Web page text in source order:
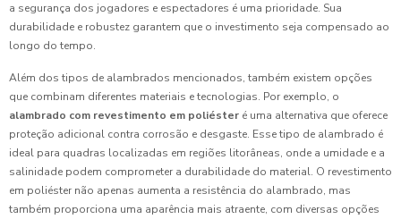
a segurança dos jogadores e espectadores é uma prioridade. Sua
durabilidade e robustez garantem que o investimento seja compensado ao
longo do tempo.
Além dos tipos de alambrados mencionados, também existem opções
que combinam diferentes materiais e tecnologias. Por exemplo, o
alambrado com revestimento em poliéster é uma alternativa que oferece
proteção adicional contra corrosão e desgaste. Esse tipo de alambrado é
ideal para quadras localizadas em regiões litorâneas, onde a umidade e a
salinidade podem comprometer a durabilidade do material. O revestimento
em poliéster não apenas aumenta a resistência do alambrado, mas
também proporciona uma aparência mais atraente, com diversas opções